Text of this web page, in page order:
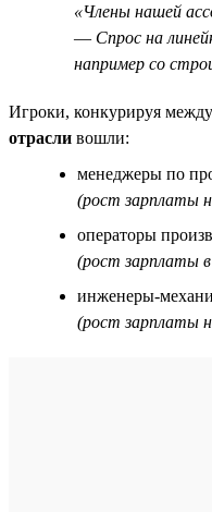
«Члены нашей
— Спрос на
например со
Игроки, конкурируя
отрасли вошли:
менеджеры по
(рост зарплаты
операторы
(рост зарплаты в
инженеры-
(рост зарплаты